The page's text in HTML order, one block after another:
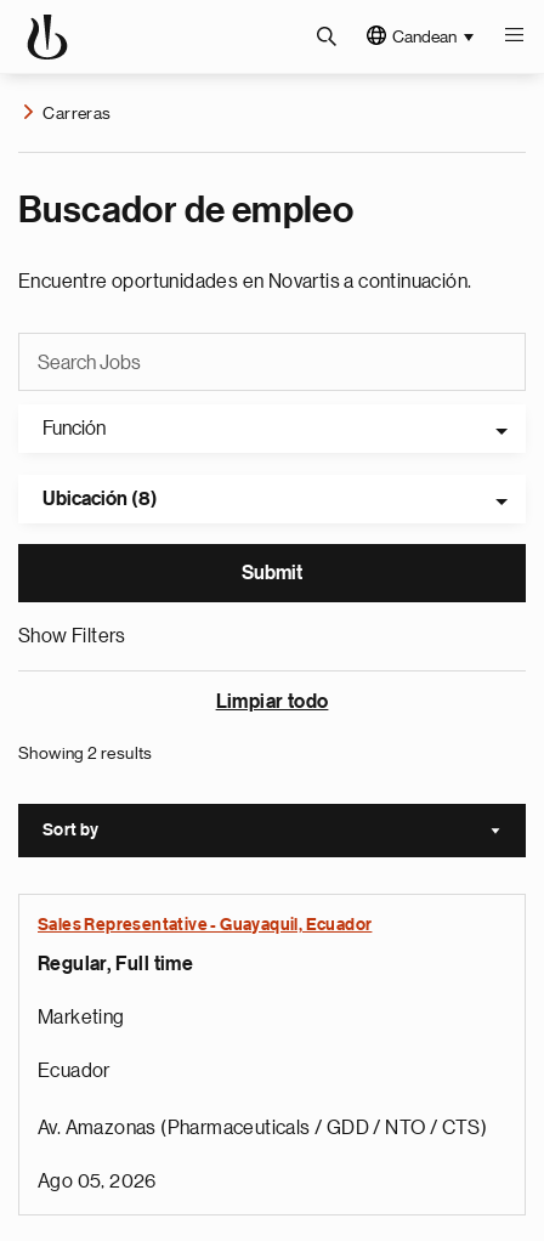
Candean
Carreras
Buscador de empleo
Encuentre oportunidades en Novartis a continuación.
Función
Ubicación (8)
Show Filters
Limpiar todo
Showing 2 results
Sort by Sort
Sales Representative - Guayaquil, Ecuador
Regular, Full time
Marketing
Ecuador
Av. Amazonas (Pharmaceuticals / GDD / NTO / CTS)
Ago 05, 2026